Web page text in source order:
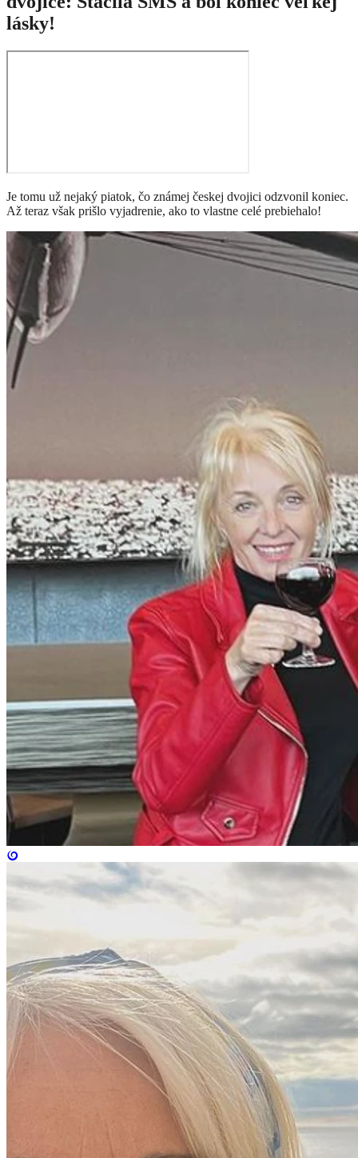
lásky!
Je tomu už nejaký piatok, čo známej českej dvojici odzvonil koniec.
Až teraz však prišlo vyjadrenie, ako to vlastne celé prebiehalo!